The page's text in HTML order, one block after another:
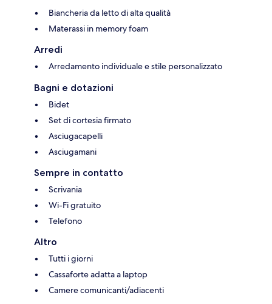
Biancheria da letto di alta qualità
Materassi in memory foam
Arredi
Arredamento individuale e stile personalizzato
Bagni e dotazioni
Bidet
Set di cortesia firmato
Asciugacapelli
Asciugamani
Sempre in contatto
Scrivania
Wi-Fi gratuito
Telefono
Altro
Tutti i giorni
Cassaforte adatta a laptop
Camere comunicanti/adiacenti